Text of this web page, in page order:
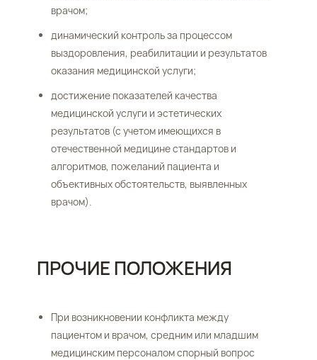
врачом;
динамический контроль за процессом
выздоровления, реабилитации и результатов
оказания медицинской услуги;
достижение показателей качества
медицинской услуги и эстетических
результатов (с учетом имеющихся в
отечественной медицине стандартов и
алгоритмов, пожеланий пациента и
объективных обстоятельств, выявленных
врачом).
ПРОЧИЕ ПОЛОЖЕНИЯ
При возникновении конфликта между
пациентом и врачом, средним или младшим
медицинским персоналом спорный вопрос